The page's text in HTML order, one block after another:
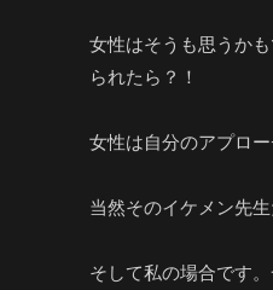
女性はそうも思うか
られたら？！
女性は自分のアプロ
当然そのイケメン先
そして私の場合です